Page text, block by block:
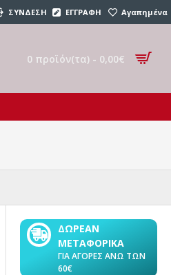
ΣΥΝΔΕΣΗ ΕΓΓΡΑΦΗ Αγαπημένα
0 προϊόν(τα) - 0,00€
ΔΩΡΕΑΝ
ΜΕΤΑΦΟΡΙΚΑ
ΓΙΑ ΑΓΟΡΕΣ ΑΝΩ ΤΩΝ
60€